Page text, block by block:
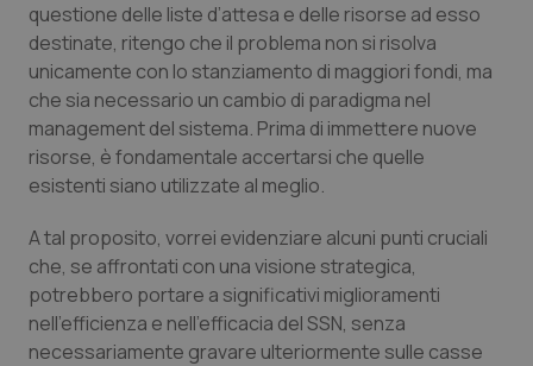
Edizioni Regionali
QS Pro
Professionisti Sanitari.AI
Basilicata
Calabria
Artrite & artrosi
Asma & BPCO
QS Club Newsletter
questione delle liste d’attesa e delle risorse ad esso
destinate, ritengo che il problema non si risolva
unicamente con lo stanziamento di maggiori fondi, ma
che sia necessario un cambio di paradigma nel
management del sistema. Prima di immettere nuove
risorse, è fondamentale accertarsi che quelle
esistenti siano utilizzate al meglio.
A tal proposito, vorrei evidenziare alcuni punti cruciali
che, se affrontati con una visione strategica,
potrebbero portare a significativi miglioramenti
nell’efficienza e nell’efficacia del SSN, senza
necessariamente gravare ulteriormente sulle casse